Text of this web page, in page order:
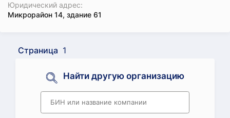
Юридический адрес:
Микрорайон 14, здание 61
Страница 1
Найти другую организацию